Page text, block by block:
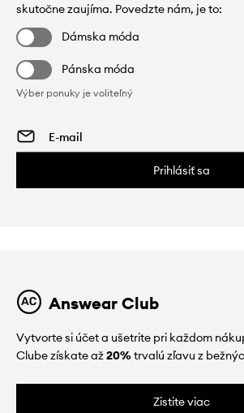
skutočne zaujíma. Povedzte nám, je to:
Dámska móda
Pánska móda
Výber ponuky je voliteľný
Prihlásiť sa
Answear Club
Vytvorte si účet a ušetrite pri každom
Clube získate až20%trvalú zľavu z
Zistite viac